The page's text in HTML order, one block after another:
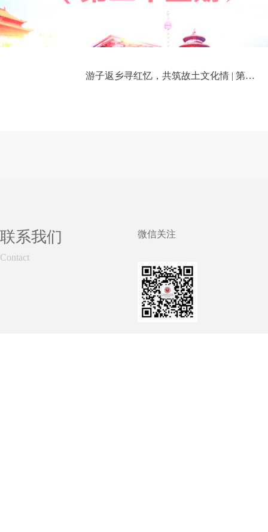
游子返乡寻红忆，共筑故土文化情 | 第二十五期红色故事分享会
联系我们
Contact